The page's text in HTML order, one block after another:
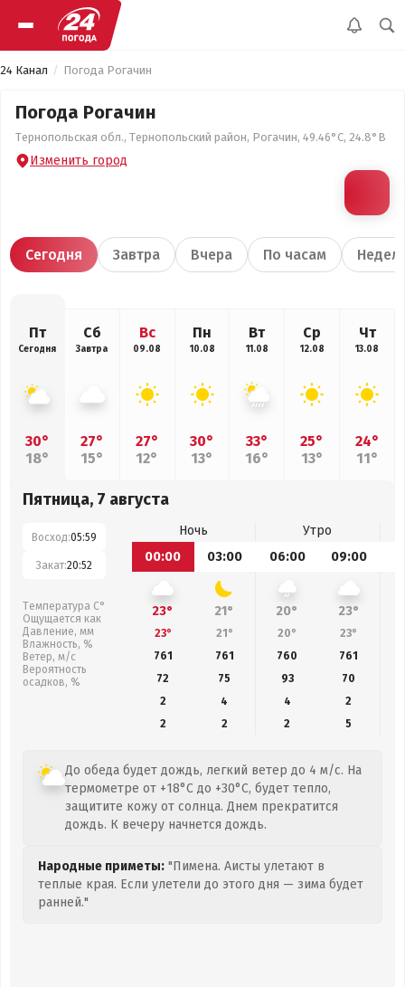
24 Канал Погода Рогачин
Погода Рогачин
Тернопольская обл., Тернопольский район, Рогачин, 49.46°С, 24.8°В
Изменить город
Сегодня Завтра Вчера По часам
Пт
Сегодня
30°
18°
Сб
Завтра
27°
15°
Вс
09.08
27°
12°
Пн
10.08
30°
13°
Вт
11.08
33°
16°
Ср
12.08
25°
13°
Чт
13.08
24°
11°
Пятница, 7 августа
Восход:05:59
Закат:20:52
Температура С°
Ощущается как
Давление, мм
Влажность, %
Ветер, м/с
Вероятность
осадков, %
Ночь
Утро
00:00
03:00 06:00 09:00
23° 21° 20° 23°
23° 21° 20° 23°
761
761 760 761
72
75 93 70
2
4 4
2
2
2 2 5
До обеда будет дождь, легкий ветер до 4 м/с. На
термометре от +18°C до +30°C, будет тепло,
защитите кожу от солнца. Днем прекратится
дождь. К вечеру начнется дождь.
Народные приметы: "Пимена. Аисты улетают в
теплые края. Если улетели до этого дня — зима будет
ранней."